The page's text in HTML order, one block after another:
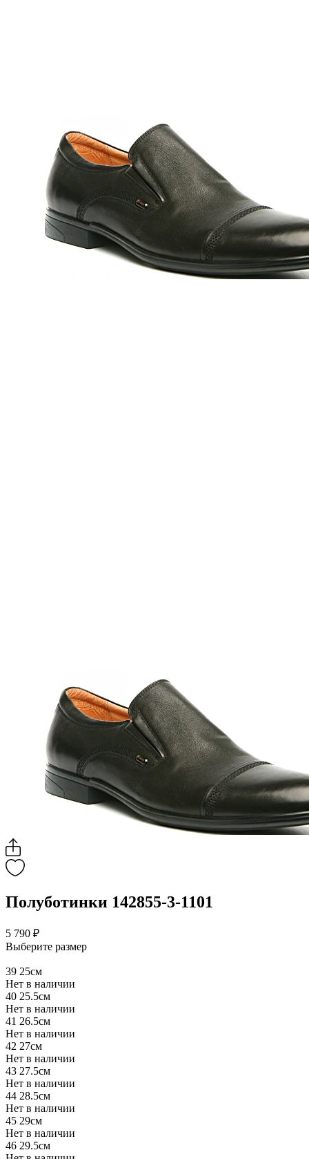
Полуботинки 142855-3-1101
5 790 ₽
Выберите размер
39 25см
Нет в наличии
40 25.5см
Нет в наличии
41 26.5см
Нет в наличии
42 27см
Нет в наличии
43 27.5см
Нет в наличии
44 28.5см
Нет в наличии
45 29см
Нет в наличии
46 29.5см